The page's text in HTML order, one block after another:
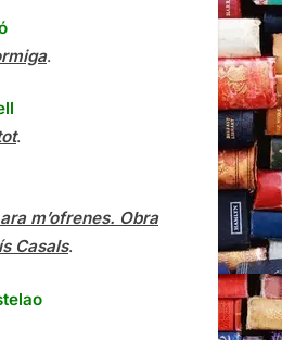
.
.
m’ofrenes. Obra
Casals.